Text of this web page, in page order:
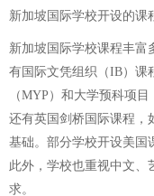
新加坡国际学校开设的课
新加坡国际学校课程丰富
有国际文凭组织（IB）课
（MYP）和大学预科项
还有英国剑桥国际课程，
基础。部分学校开设美国
此外，学校也重视中文、
求。